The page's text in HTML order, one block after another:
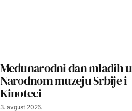
Međunarodni dan mladih u
Narodnom muzeju Srbije i
Kinoteci
3. avgust 2026.